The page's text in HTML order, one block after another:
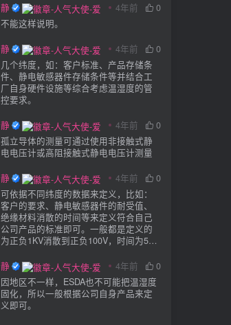
静电防护 4年前
0
不能这样说明。
静电防护 4年前
0
几个纬度，如：客户标准、产品存储条
件、静电敏感器件存储条件等并结合工
厂自身硬件设施等综合考虑温湿度的管
控要求。
静电防护 4年前
0
孤立导体的测量可通过使用非接触式静
电电压计或高阻接触式静电电压计测量
静电防护 4年前
0
可依据不同纬度的数据来定义，比如：
客户的要求、静电敏感器件的耐受值、
绝缘材料消散的时间等来定义符合自己
公司产品的标准即可。一般都是定义的
为正负1KV消散到正负100V，时间为5S
静电防护
4年前
0
因地区不一样，ESDA也不可能把温湿度
固化，所以一般根据公司自身产品来定
义即可。